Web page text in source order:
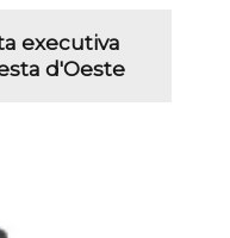
executiva
d'Oeste